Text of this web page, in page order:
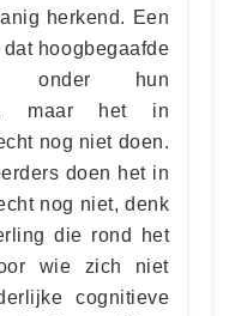
herkend. Een
hoogbegaafde
onder hun
maar het in
nog niet doen.
doen het in
nog niet, denk
die rond het
wie zich niet
cognitieve